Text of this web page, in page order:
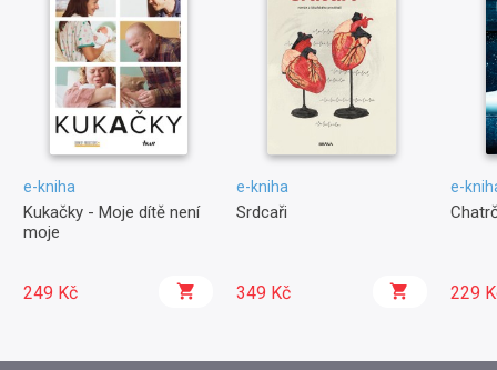
e-kniha
Kukačky - Moje dítě není
moje
249 Kč
e-kniha
Srdcaři
349 Kč
e-
229